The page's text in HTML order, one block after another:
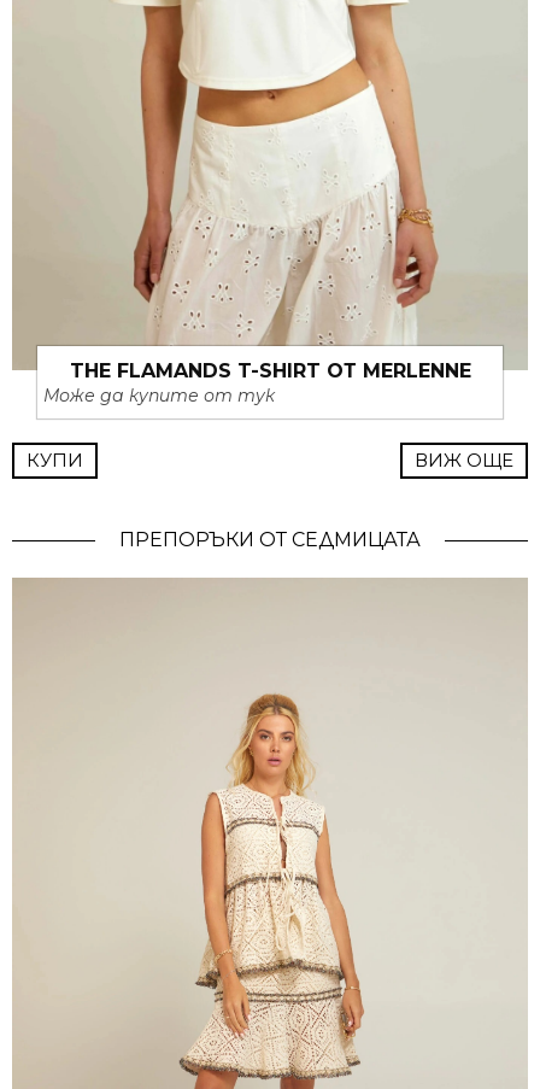
THE FLAMANDS T-SHIRT ОТ MERLENNE
Може да купите от тук
КУПИ ВИЖ ОЩЕ
ПРЕПОРЪКИ ОТ СЕДМИЦАТА